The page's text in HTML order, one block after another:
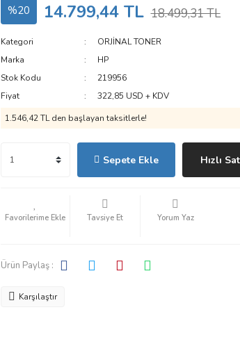
%20 14.799,44 TL 18.499,31 TL
Kategori
ORJİNAL TONER
Marka
HP
Stok Kodu
219956
Fiyat
322,85 USD + KDV
1.546,42 TL den başlayan taksitlerle!
Sepete Ekle Hızlı
Tavsiye Et Yorum Yaz
Ürün Paylaş :
Karşılaştır